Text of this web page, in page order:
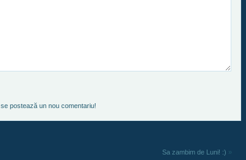
postează un nou comentariu!
Sa zambim de Luni! :) »